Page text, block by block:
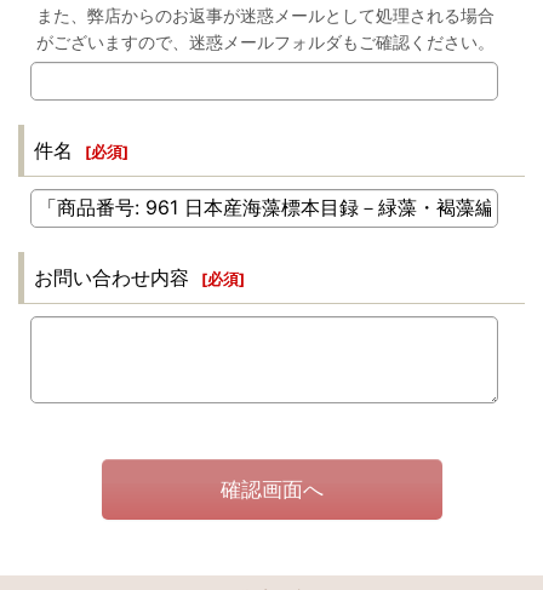
また、弊店からのお返事が迷惑メールとして処理される場合
がございますので、迷惑メールフォルダもご確認ください。
件名 [必須]
お問い合わせ内容 [必須]
確認画面へ